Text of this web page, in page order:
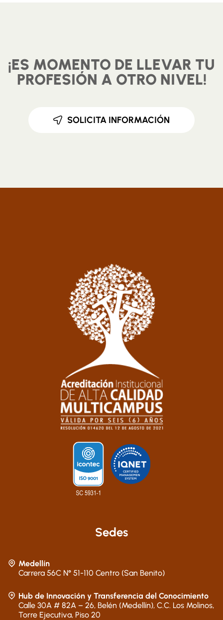
¡ES MOMENTO DE LLEVAR TU
PROFESIÓN A OTRO NIVEL!
Sedes
Medellín
Carrera 56C N° 51-110 Centro (San Benito)
Hub de Innovación y Transferencia del Conocimiento
Calle 30A # 82A – 26, Belén (Medellín), C.C. Los Molinos,
Torre Ejecutiva, Piso 20